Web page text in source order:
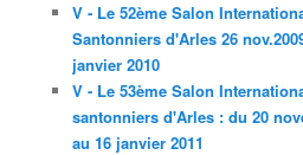
V - Le 52ème Salon
Santonniers d'Arles 26
janvier 2010
V - Le 53ème Salon
santonniers d'Arles : du 20
au 16 janvier 2011